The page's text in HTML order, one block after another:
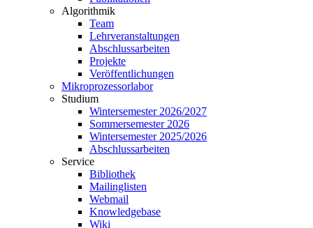
Algorithmik
Team
Lehrveranstaltungen
Abschlussarbeiten
Projekte
Veröffentlichungen
Mikroprozessorlabor
Studium
Wintersemester 2026/2027
Sommersemester 2026
Wintersemester 2025/2026
Abschlussarbeiten
Service
Bibliothek
Mailinglisten
Webmail
Knowledgebase
Wiki